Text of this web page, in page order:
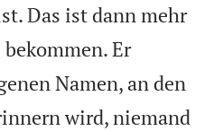
Das ist dann mehr
Er
Namen, an den
wird, niemand